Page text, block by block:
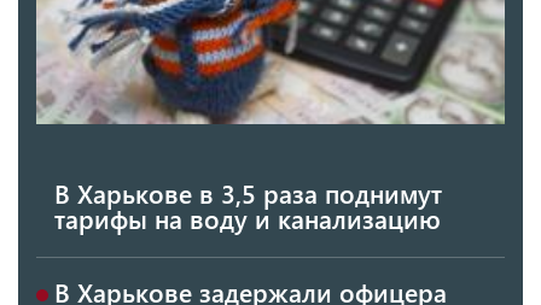
В Харькове в 3,5 раза поднимут
тарифы на воду и канализацию
В Харькове задержали офицера